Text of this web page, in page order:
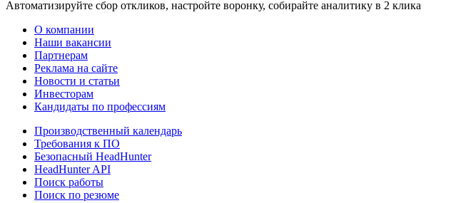
Автоматизируйте сбор откликов, настройте воронку, собирайте аналитику в 2 клика
О компании
Наши вакансии
Партнерам
Реклама на сайте
Новости и статьи
Инвесторам
Кандидаты по профессиям
Производственный календарь
Требования к ПО
Безопасный HeadHunter
HeadHunter API
Поиск работы
Поиск по резюме